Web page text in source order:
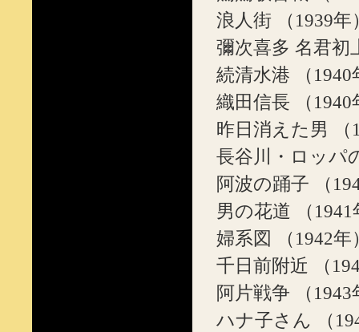
浪人街 （1939年
彌次喜多 名君初
続清水港 （1940
織田信長 （1940
昨日消えた男 （
長谷川・ロッパ
阿波の踊子 （
男の花道 （1941
婦系図 （1942年
千日前附近 （
阿片戦争 （1943
ハナ子さん （